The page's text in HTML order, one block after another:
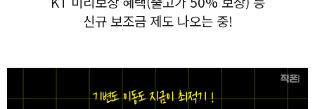
신규 보조금 제도 나오는 중!